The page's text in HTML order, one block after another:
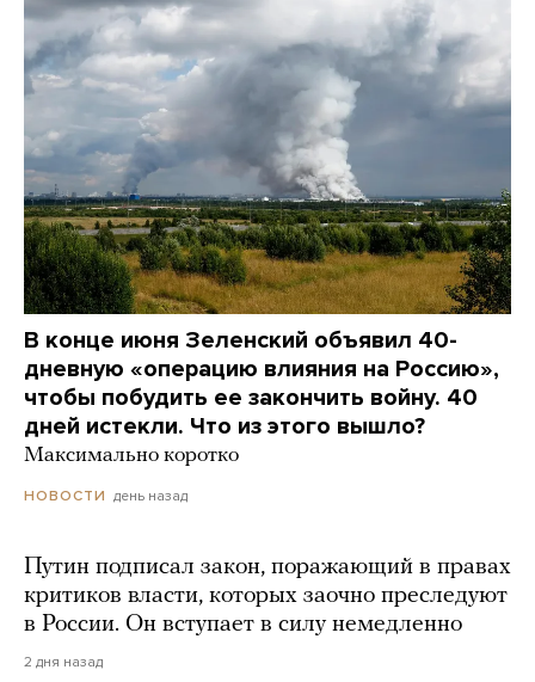
В конце июня Зеленский объявил 40-
дневную «операцию влияния на Россию»,
чтобы побудить ее закончить войну. 40
дней истекли. Что из этого вышло?
Максимально коротко
НОВОСТИ день назад
Путин подписал закон, поражающий в правах
критиков власти, которых заочно преследуют
в России. Он вступает в силу немедленно
2 дня назад